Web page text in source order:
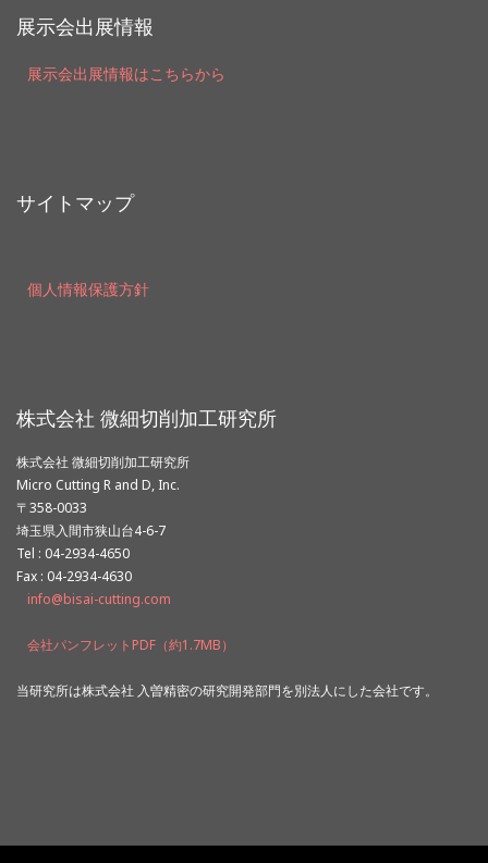
展示会出展情報
展示会出展情報はこちらから
サイトマップ
個人情報保護方針
株式会社 微細切削加工研究所
株式会社 微細切削加工研究所
Micro Cutting R and D, Inc.
〒358-0033
埼玉県入間市狭山台4-6-7
Tel : 04-2934-4650
Fax : 04-2934-4630
info@bisai-cutting.com
会社パンフレットPDF（約1.7MB）
当研究所は株式会社 入曽精密の研究開発部門を別法人にした会社です。